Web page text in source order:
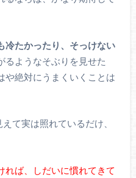
冷たかったり、そっけない
るようなそぶりを見せた
や絶対にうまくいくことは
て実は照れているだけ、
れば、しだいに慣れてきて